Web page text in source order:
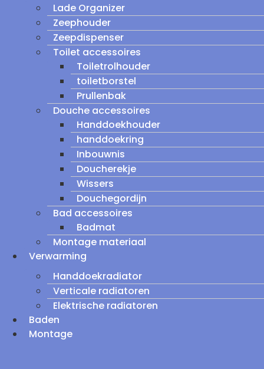
Lade Organizer
Zeephouder
Zeepdispenser
Toilet accessoires
Toiletrolhouder
toiletborstel
Prullenbak
Douche accessoires
Handdoekhouder
handdoekring
Inbouwnis
Doucherekje
Wissers
Douchegordijn
Bad accessoires
Badmat
Montage materiaal
Verwarming
Handdoekradiator
Verticale radiatoren
Elektrische radiatoren
Baden
Montage